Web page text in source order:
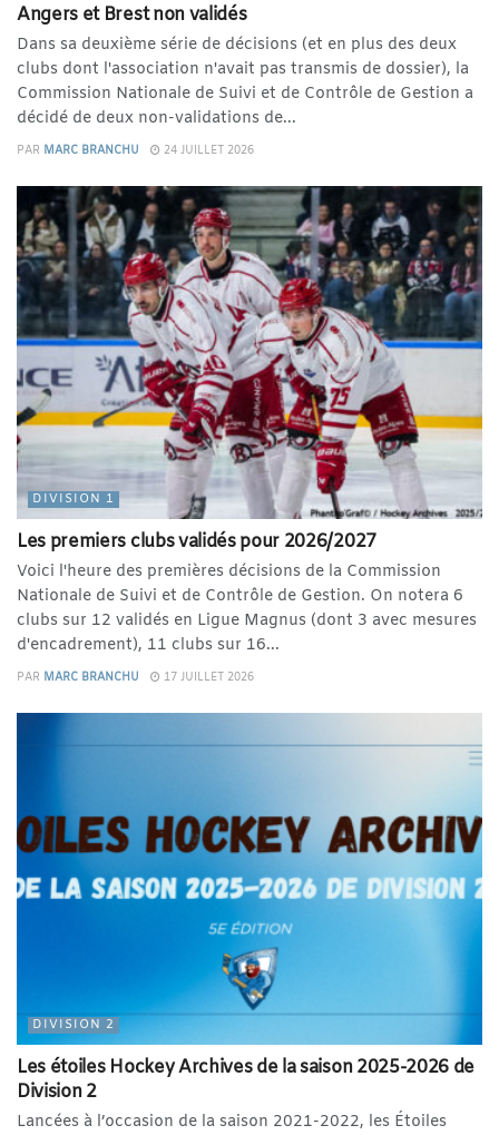
Angers et Brest non validés
Dans sa deuxième série de décisions (et en plus des deux
clubs dont l'association n'avait pas transmis de dossier), la
Commission Nationale de Suivi et de Contrôle de Gestion a
décidé de deux non-validations de...
PAR MARC BRANCHU 24 JUILLET 2026
DIVISION 1
Les premiers clubs validés pour 2026/2027
Voici l'heure des premières décisions de la Commission
Nationale de Suivi et de Contrôle de Gestion. On notera 6
clubs sur 12 validés en Ligue Magnus (dont 3 avec mesures
d'encadrement), 11 clubs sur 16...
PAR MARC BRANCHU 17 JUILLET 2026
DIVISION 2
Les étoiles Hockey Archives de la saison 2025-2026 de
Division 2
Lancées à l’occasion de la saison 2021-2022, les Étoiles